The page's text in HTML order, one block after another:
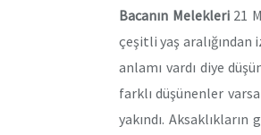
Bacanın Melekleri 21
çeşitli yaş
anlamı vardı diye
farklı düşünenler
yakındı.